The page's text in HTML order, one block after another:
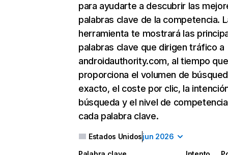
para ayudarte a descubrir las
palabras clave de la competencia.
herramienta te mostrará las
palabras clave que dirigen tráfico a
androidauthority.com, al tiempo
proporciona el volumen de
exacto, el coste por clic, la
búsqueda y el nivel de
cada palabra clave.
Estados Unidosjun 2026